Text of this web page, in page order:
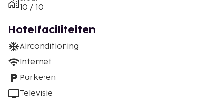
10 / 10
Hotelfaciliteiten
Airconditioning
Internet
Parkeren
Televisie